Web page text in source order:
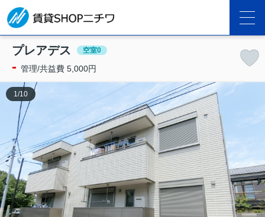
プレアデス 空室0
- 管理/共益費 5,000円
1 /10